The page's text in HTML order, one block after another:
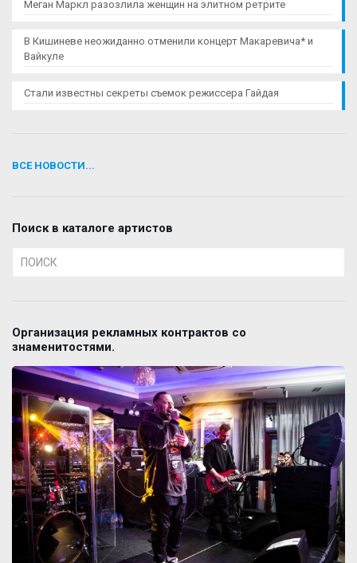
Меган Маркл разозлила женщин на элитном ретрите
В Кишиневе неожиданно отменили концерт Макаревича* и
Вайкуле
Стали известны секреты съемок режиссера Гайдая
ВСЕ НОВОСТИ...
Поиск в каталоге артистов
Организация рекламных контрактов со
знаменитостями.